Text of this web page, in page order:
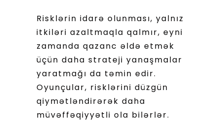
Risklərin idarə olunması, yalnız
itkiləri azaltmaqla qalmır, eyni
zamanda qazanc əldə etmək
üçün daha strateji yanaşmalar
yaratmağı da təmin edir.
Oyunçular, risklərini düzgün
qiymətləndirərək daha
müvəffəqiyyətli ola bilərlər.